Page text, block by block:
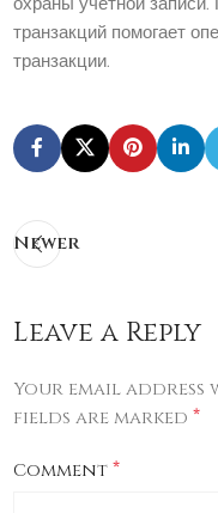
транзакций помогает
транзакции.
Newer
Leave a Reply
Your email address
fields are marked*
Comment*